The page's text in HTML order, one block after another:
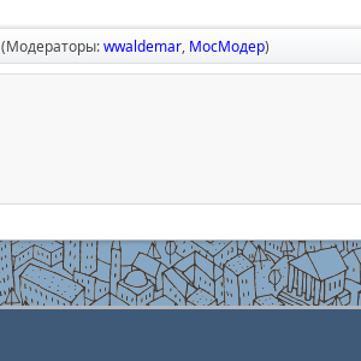
(Модераторы:wwaldemar, МосМодер)